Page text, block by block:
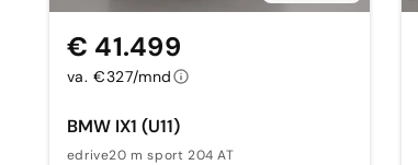
BMW IX1 (U11)
edrive20 m sport 204 AT
€ 41.499
va. €327/mnd